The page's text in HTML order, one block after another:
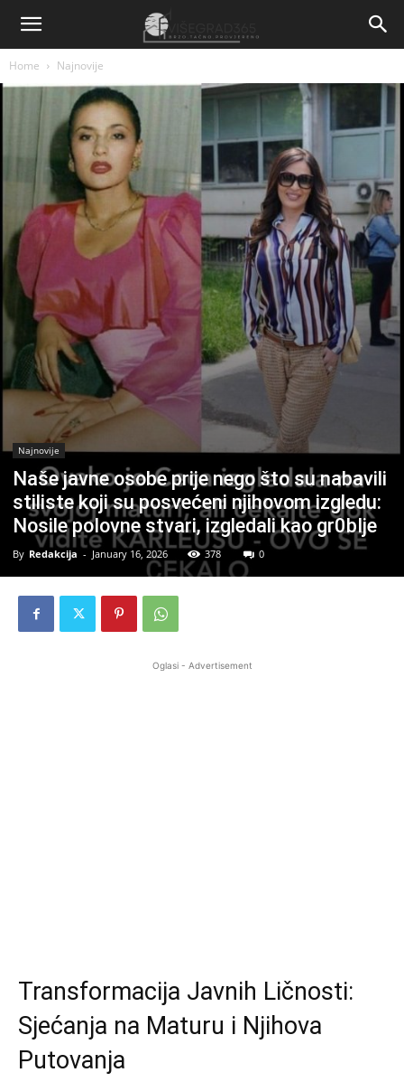
Home Najnovije
Najnovije
Naše javne osobe prije nego što su nabavili
stiliste koji su posvećeni njihovom izgledu:
Nosile poIovne stvari, izgledali kao gr0bIje
By Redakcija - January 16, 2026 378 0
Oglasi - Advertisement
Transformacija Javnih Ličnosti:
Sjećanja na Maturu i Njihova
Putovanja